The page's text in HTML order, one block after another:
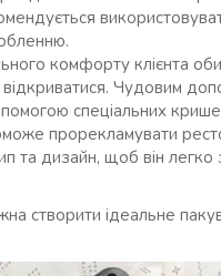
комфорту клієнта
Чудовим
спеціальних
прорекламувати
та дизайн, щоб він легко
створити ідеальне